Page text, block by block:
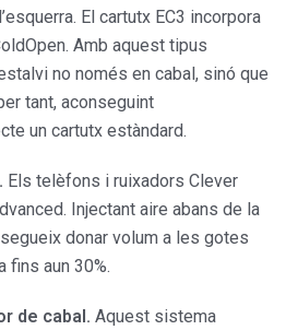
El cartutx EC3 incorpora
Amb aquest tipus
no només en cabal, sinó que
tant, aconseguint
un cartutx estàndard.
Els telèfons i ruixadors Clever
Injectant aire abans de la
donar volum a les gotes
fins aun 30%.
de cabal. Aquest sistema